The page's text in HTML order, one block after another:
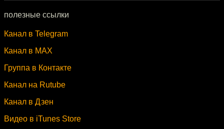
полезные ссылки
Канал в Telegram
Канал в MAX
Группа в Контакте
Канал на Rutube
Канал в Дзен
Видео в iTunes Store